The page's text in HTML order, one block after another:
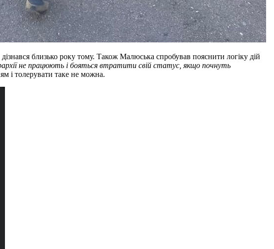
близько року тому. Також Малюська спробував пояснити логіку дій
не працюють і бояться втратити свій статус, якщо почнуть
і толерувати таке не можна.